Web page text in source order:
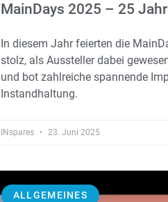
MainDays 2025 – 25
In diesem Jahr feierten die
stolz, als Aussteller dabei
und bot zahlreiche spannende
Instandhaltung.
INspares 23. Juni 2025
ALLGEMEINES